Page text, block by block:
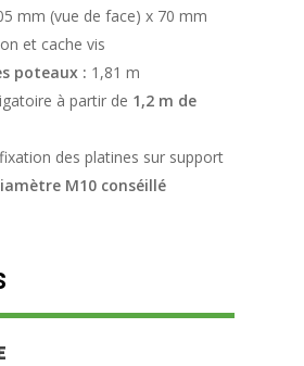
mm (vue de face) x 70 mm
et cache vis
poteaux : 1,81 m
à partir de 1,2 m de
des platines sur support
M10 conséillé